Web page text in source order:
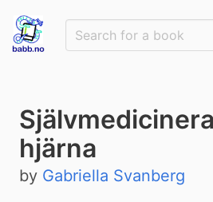
hjärna
by Gabriella Svanberg